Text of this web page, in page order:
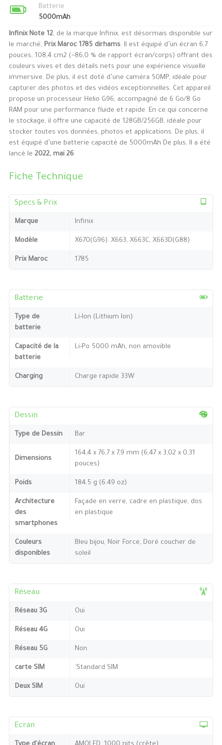
Batterie
5000mAh
Infinix Note 12, de la marque Infinix, est désormais disponible sur
le marché, Prix Maroc 1785 dirhams. Il est équipé d’un écran 6,7
pouces, 108,4 cm2 (~86,0 % de rapport écran/corps) offrant des
couleurs vives et des détails nets pour une expérience visuelle
immersive. De plus, il est doté d’une caméra 50MP, idéale pour
capturer des photos et des vidéos exceptionnelles. Cet appareil
propose un processeur Helio G96, accompagné de 6 Go/8 Go
RAM pour une performance fluide et rapide. En ce qui concerne
le stockage, il offre une capacité de 128GB/256GB, idéale pour
stocker toutes vos données, photos et applications. De plus, il
est équipé d’une batterie capacité de 5000mAh De plus, Il a été
lancé le 2022, mai 26
Fiche Technique
Specs & Prix
Marque Infinix
Modèle X670(G96). X663, X663C, X663D(G88)
Prix Maroc 1785
Batterie
Type de
batterie
Li-Ion (Lithium Ion)
Capacité de la
batterie
Li-Po 5000 mAh, non amovible
Charging Charge rapide 33W
Dessin
Type de Dessin Bar
Dimensions
164,4 x 76,7 x 7,9 mm (6,47 x 3,02 x 0,31
pouces)
Poids 184.5 g (6.49 oz)
Architecture
des
smartphones
Façade en verre, cadre en plastique, dos
en plastique
Couleurs
disponibles
Bleu bijou, Noir Force, Doré coucher de
soleil
Réseau
Réseau 3G Oui
Réseau 4G Oui
Réseau 5G Non
carte SIM `Standard SIM
Deux SIM Oui
Ecran